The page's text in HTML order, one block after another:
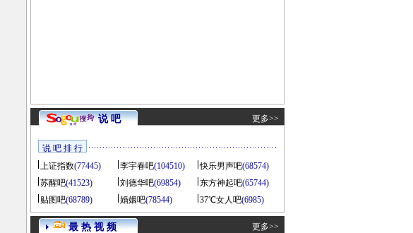
说 吧 更多>>
说 吧 排 行
上证指数(77445) 李宇春吧(104510) 快乐男声吧(68574)
苏醒吧(41523) 刘德华吧(69854) 东方神起吧(65744)
贴图吧(68789) 婚姻吧(78544) 37℃女人吧(6985)
最 热 视 频 更多>>